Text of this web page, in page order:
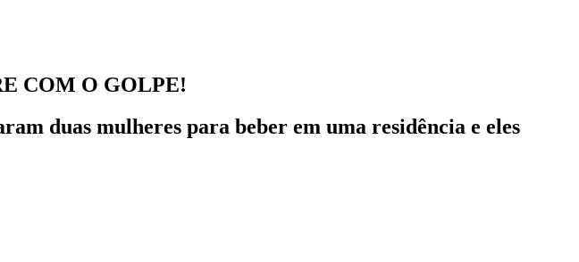
COM O GOLPE!
duas mulheres para beber em uma residência e eles